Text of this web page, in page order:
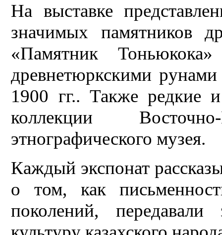
На выставке
значимых памятников
«Памятник
древнетюркскими
1900 гг.. Также редкие
коллекции Восточно-
этнографического музея.
Каждый экспонат
о том, как
поколений,